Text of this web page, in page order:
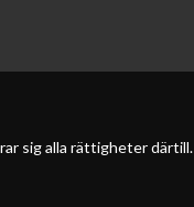
sig alla rättigheter därtill.